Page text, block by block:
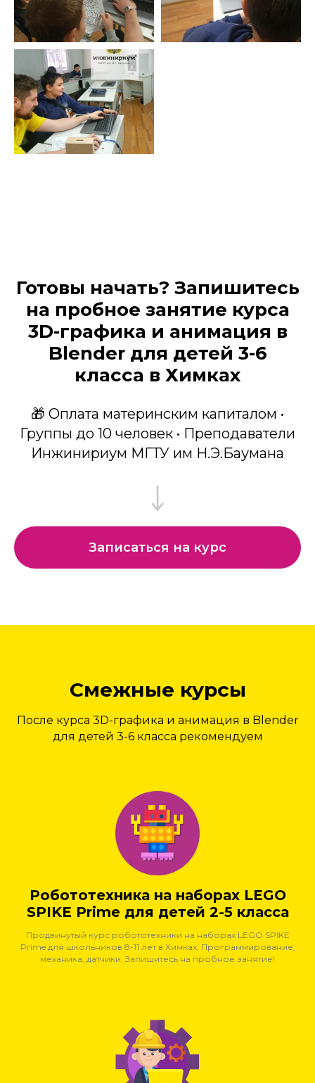
Готовы начать? Запишитесь
на пробное занятие курса
3D-графика и анимация в
Blender для детей 3-6
класса в Химках
🎁 Оплата материнским капиталом •
Группы до 10 человек • Преподаватели
Инжинириум МГТУ им Н.Э.Баумана
Записаться на курс
Смежные курсы
После курса 3D-графика и анимация в Blender
для детей 3-6 класса рекомендуем
Робототехника на наборах LEGO
SPIKE Prime для детей 2-5 класса
Продвинутый курс робототехники на наборах LEGO SPIKE
Prime для школьников 8-11 лет в Химках. Программирование,
механика, датчики. Запишитесь на пробное занятие!